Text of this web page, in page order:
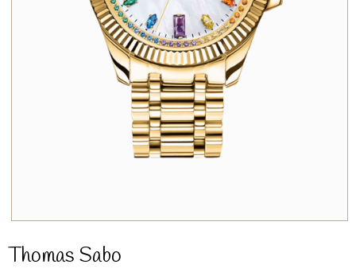
Thomas Sabo